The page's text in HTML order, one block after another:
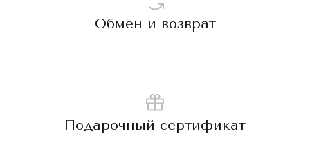
Обмен и возврат
Подарочный сертификат